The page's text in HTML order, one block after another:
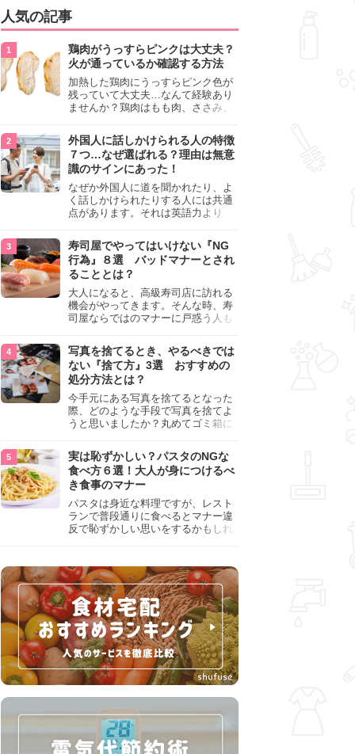
人気の記事
鶏肉がうっすらピンクは大丈夫？
火が通っているか確認する方法
加熱した鶏肉にうっすらピンク色が
残っていて大丈夫…なんて経験あり
ませんか？鶏肉はもも肉、ささみ、
わいが異なり、いろいろと楽しめる
料理ですが、鶏肉は加熱した後でも
うっすらピンク色の部分が大丈夫な
のと気になるときがあります。この
記事では生焼けか火が通っているの
かを確認する方法や、鶏肉を調理す
るときの注意点を紹介しますので、
参考にしてみてくださいね。
外国人に話しかけられる人の特徴
７つ…なぜ選ばれる？理由は無意
識のサインにあった！
なぜか外国人に道を聞かれたり、よ
く話しかけられたりする人には共通
点があります。それは英語力より
けても大丈夫」というサインが関係
しています。よく選ばれる人の特徴
や、英語が苦手でも焦らない対処
法、自分を守るための注意点を詳し
く解説します。
寿司屋でやってはいけない『NG
行為』８選 バッドマナーとされ
ることとは？
大人になると、高級寿司店に訪れる
機会がやってきます。そんな時、寿
司屋ならではのマナーに戸惑う人も
らためて寿司屋でやってはいけない
『NG行為』をチェックしましょう。
写真を捨てるとき、やるべきでは
ない『捨て方』3選 おすすめの
処分方法とは？
今手元にある写真を捨てるとなった
際、どのような手段で写真を捨てよ
うと思いましたか？丸めてゴミ箱に
真は個人情報が詰まっているので、
ただ丸めただけの状態で捨ててしま
うのは危険です。写真にすべきでは
ない捨て方をまとめているので、ぜ
ひチェックしておきましょう。
実は恥ずかしい？パスタのNGな
食べ方６選！大人が身につけるべ
き食事のマナー
パスタは身近な料理ですが、レスト
ランで普段通りに食べるとマナー違
反で恥ずかしい思いをするかもしれ
して、正しい食べ方を確認しましょ
う。大人の嗜みとして知っておきた
い新常識を解説します。